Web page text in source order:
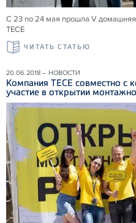
С 23 по 24 мая прошла V домашняя
ТЕСЕ
ЧИТАТЬ СТАТЬЮ
20.06.2018 – НОВОСТИ
Компания ТЕСЕ совместно с
участие в открытии